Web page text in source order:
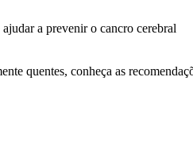
a prevenir o cancro cerebral
quentes, conheça as